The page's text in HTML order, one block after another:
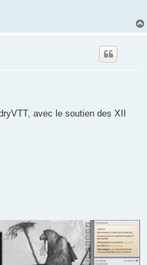
avec le soutien des XII